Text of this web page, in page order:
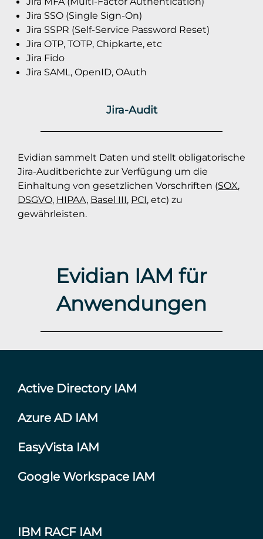
Jira SSO (Single Sign-On)
Jira SSPR (Self-Service Password Reset)
Jira OTP, TOTP, Chipkarte, etc
Jira Fido
Jira SAML, OpenID, OAuth
Jira-Audit
Evidian sammelt Daten und stellt obligatorische
Jira-Auditberichte zur Verfügung um die
Einhaltung von gesetzlichen Vorschriften (SOX,
DSGVO, HIPAA, Basel III, PCI, etc) zu
gewährleisten.
Evidian IAM für
Anwendungen
Active Directory IAM
Azure AD IAM
EasyVista IAM
Google Workspace IAM
IBM RACF IAM